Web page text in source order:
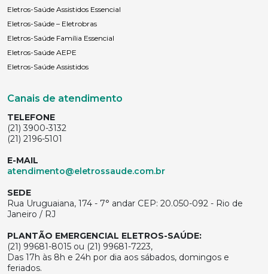
Eletros-Saúde Assistidos Essencial
Eletros-Saúde – Eletrobras
Eletros-Saúde Família Essencial
Eletros-Saúde AEPE
Eletros-Saúde Assistidos
Canais de atendimento
TELEFONE
(21) 3900-3132
(21) 2196-5101
E-MAIL
atendimento@eletrossaude.com.br
SEDE
Rua Uruguaiana, 174 - 7° andar CEP: 20.050-092 - Rio de
Janeiro / RJ
PLANTÃO EMERGENCIAL ELETROS-SAÚDE:
(21) 99681-8015 ou (21) 99681-7223,
Das 17h às 8h e 24h por dia aos sábados, domingos e
feriados.